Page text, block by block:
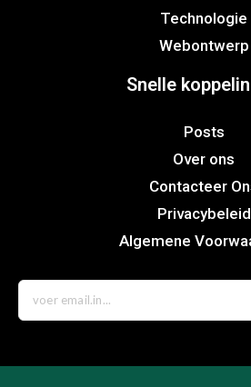
Technologie
Webontwerp
Snelle
Posts
Over ons
Contacteer
Privacybeleid
Algemene